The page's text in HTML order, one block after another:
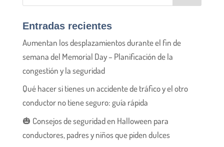
Entradas recientes
Aumentan los desplazamientos durante el fin de
semana del Memorial Day – Planificación de la
congestión y la seguridad
Qué hacer si tienes un accidente de tráfico y el otro
conductor no tiene seguro: guía rápida
🎃 Consejos de seguridad en Halloween para
conductores, padres y niños que piden dulces